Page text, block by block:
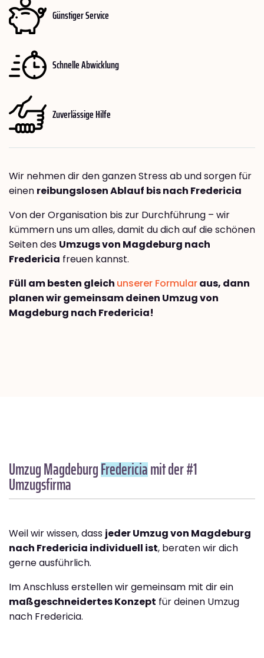
Günstiger Service
Schnelle Abwicklung
Zuverlässige Hilfe
Wir nehmen dir den ganzen Stress ab und sorgen für
einen reibungslosen Ablauf bis nach Fredericia
Von der Organisation bis zur Durchführung – wir
kümmern uns um alles, damit du dich auf die schönen
Seiten des Umzugs von Magdeburg nach
Fredericia freuen kannst.
Füll am besten gleich unserer Formularaus, dann
planen wir gemeinsam deinen Umzug von
Magdeburg nach Fredericia!
Umzug MagdeburgFredericiamit der #1
Umzugsfirma
Weil wir wissen, dass jeder Umzug von Magdeburg
nach Fredericia individuell ist, beraten wir dich
gerne ausführlich.
Im Anschluss erstellen wir gemeinsam mit dir ein
maßgeschneidertes Konzept für deinen Umzug
nach Fredericia.